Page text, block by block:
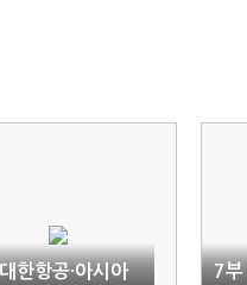
한항공·아시아
7부